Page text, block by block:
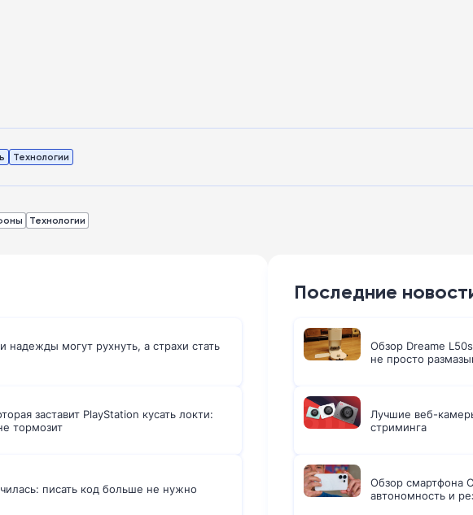
Технологии
Технологии
могут рухнуть, а страхи стать
заставит PlayStation кусать локти:
тормозит
писать код больше не нужно
Последние
Обзор Dreame
не просто
Лучшие веб-
стриминга
Обзор смартфона
автономность и